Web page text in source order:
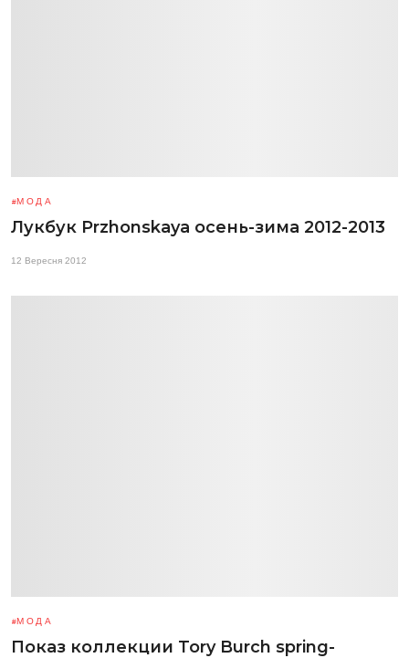
МОДА
Лукбук Przhonskaya осень-зима 2012-2013
12 Вересня 2012
МОДА
Показ коллекции Tory Burch spring-